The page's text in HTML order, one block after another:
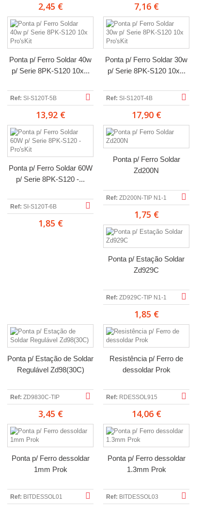
2,45 € 7,16 €
Ponta p/ Ferro Soldar 40w
p/ Serie 8PK-S120 10x...
Ref: SI-S120T-5B
13,92 €
Ponta p/ Ferro Soldar 30w
p/ Serie 8PK-S120 10x...
Ref: SI-S120T-4B
17,90 €
Ponta p/ Ferro Soldar 60W
p/ Serie 8PK-S120 -...
Ref: SI-S120T-6B
1,85 €
Ponta p/ Ferro Soldar
Zd200N
Ref: ZD200N-TIP N1-1
1,75 €
Ponta p/ Estação Soldar
Zd929C
Ref: ZD929C-TIP N1-1
1,85 €
Ponta p/ Estação de Soldar
Regulável Zd98(30C)
Ref: ZD9830C-TIP
3,45 €
Resistência p/ Ferro de
dessoldar Prok
Ref: RDESSOL915
14,06 €
Ponta p/ Ferro dessoldar
1mm Prok
Ref: BITDESSOL01
Ponta p/ Ferro dessoldar
1.3mm Prok
Ref: BITDESSOL03